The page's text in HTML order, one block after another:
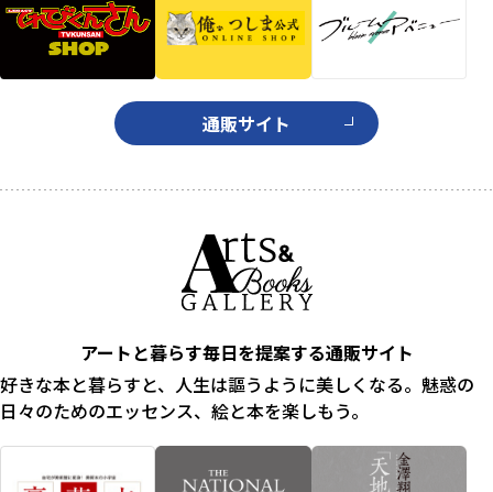
通販サイト
アートと暮らす毎日を提案する通販サイト
好きな本と暮らすと、人生は謳うように美しくなる。魅惑の
日々のためのエッセンス、絵と本を楽しもう。